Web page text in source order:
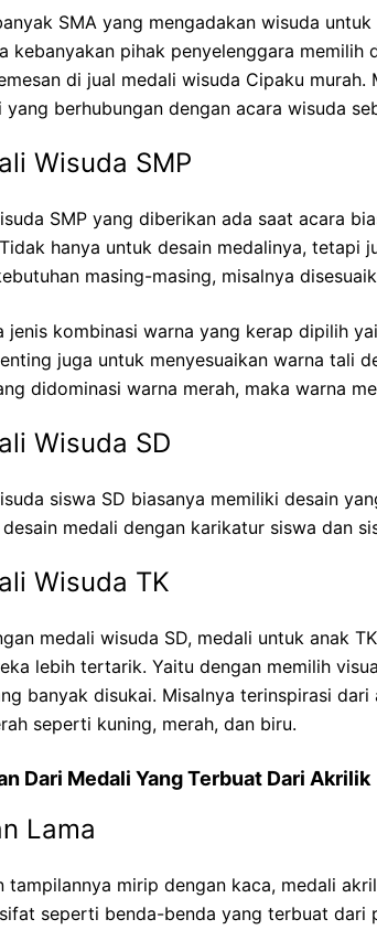
SMA yang mengadakan wisuda
kebanyakan pihak penyelenggara memilih
di jual medali wisuda Cipaku murah.
yang berhubungan dengan acara wisuda
Wisuda SMP
SMP yang diberikan ada saat acara
hanya untuk desain medalinya, tetapi
masing-masing, misalnya
jenis kombinasi warna yang kerap dipilih
juga untuk menyesuaikan warna tali
didominasi warna merah, maka warna
Wisuda SD
siswa SD biasanya memiliki desain
medali dengan karikatur siswa dan
Wisuda TK
medali wisuda SD, medali untuk anak
lebih tertarik. Yaitu dengan memilih
banyak disukai. Misalnya terinspirasi
seperti kuning, merah, dan biru.
Dari Medali Yang Terbuat Dari Akrilik
Lama
tampilannya mirip dengan kaca, medali
seperti benda-benda yang terbuat dari